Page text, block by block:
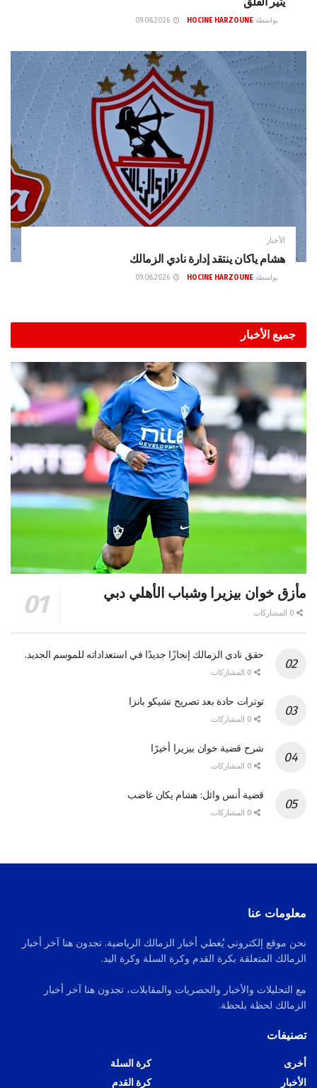
بواسطة HOCINE HARZOUNE
الأخبار
هشام ياكان ينتقد إدارة نادي الزمالك
بواسطة HOCINE HARZOUNE
جميع الأخبار
مأزق خوان بيزيرا وشباب الأهلي دبي
حقق نادي الزمالك إنجازًا جديدًا في استعداداته للموسم الجديد.
توترات حادة بعد تصريح تشيكو بانزا
شرح قضية خوان بيزيرا أخيرًا
قضية أنس وائل: هشام يكان غاضب
معلومات عنا
نحن موقع إلكتروني يُغطي أخبار الزمالك الرياضية. تجدون هنا آخر أخبار
الزمالك المتعلقة بكرة القدم وكرة السلة وكرة اليد.
مع التحليلات والأخبار والحصريات والمقابلات، تجدون هنا آخر أخبار
الزمالك لحظة بلحظة.
تصنيفات
أخرى
الأخبار
كرة السلة
كرة القدم